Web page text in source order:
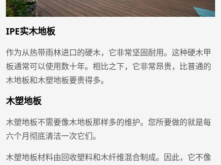
IPE实木地板
作为从热带雨林进口的硬木，它非常坚固耐用。这种硬木甲
板通常可以使用数十年。相比之下，它非常昂贵，比普通的
木地板和木塑地板要贵得多。
木塑地板
木塑地板不需要像木地板那样多的维护。您所要做的就是每
六个月彻底清洁一次它们。
木塑地板材料由回收塑料和木纤维混合制成。因此，它不像